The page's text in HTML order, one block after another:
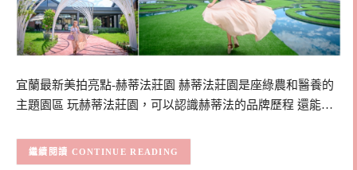
宜蘭最新美拍亮點-赫蒂法莊園 赫蒂法莊園是座綠農和醫養的
主題園區 玩赫蒂法莊園，可以認識赫蒂法的品牌歷程 還能…
CONTINUE READING